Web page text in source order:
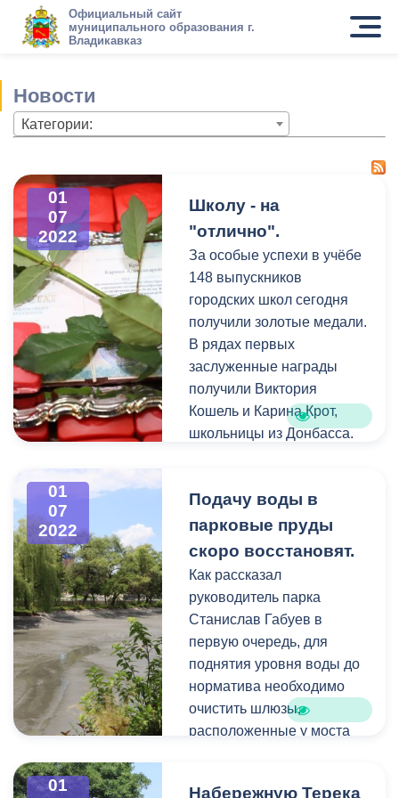
Официальный сайт
муниципального образования г.
Владикавказ
Новости
Категории:
01
07
2022
Школу - на
"отлично".
За особые успехи в учёбе
148 выпускников
городских школ сегодня
получили золотые медали.
В рядах первых
заслуженные награды
получили Виктория
Кошель и Карина Крот,
школьницы из Донбасса.
01
07
2022
Подачу воды в
парковые пруды
скоро восстановят.
Как рассказал
руководитель парка
Станислав Габуев в
первую очередь, для
поднятия уровня воды до
норматива необходимо
очистить шлюзы,
расположенные у моста
01
Набережную Терека